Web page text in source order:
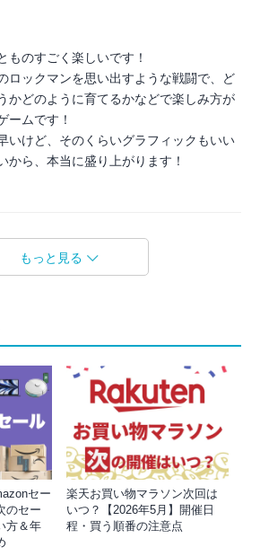
ものすごく楽しいです！
ロックマンを思い出すような戦闘で、ど
かどのように育てるかなどで楽しみ方が
ームです！
いけど、そのくらいグラフィックもいい
から、本当に盛り上がります！
もっと見る
セー
のセー
方＆年
楽天お買い物マラソン次回は
いつ？【2026年5月】開催日
程・買う順番の注意点